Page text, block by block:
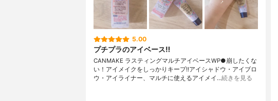
5.00
プチプラのアイベース‼︎
CANMAKE ラスティングマルチアイベースWP●崩したくな
い！アイメイクをしっかりキープ!!アイシャドウ・アイブロ
ウ・アイライナー、マルチに使えるアイメイ…続きを見る